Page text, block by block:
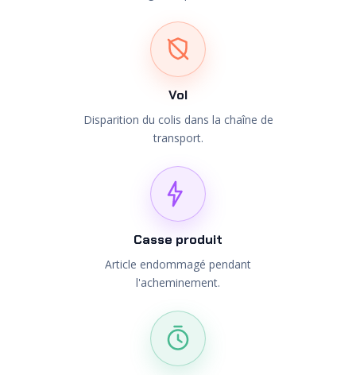
Vol
Disparition du colis dans la chaîne de
transport.
Casse produit
Article endommagé pendant
l'acheminement.